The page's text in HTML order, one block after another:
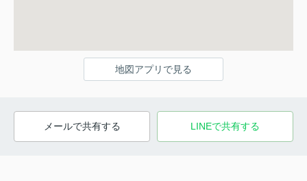
地図アプリで見る
メールで共有する LINEで共有する